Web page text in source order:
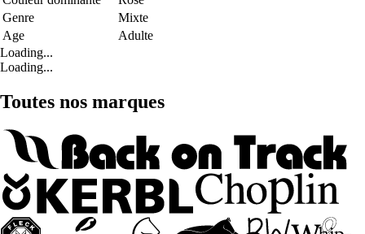
Genre
Mixte
Age
Adulte
Loading...
Loading...
Toutes nos marques